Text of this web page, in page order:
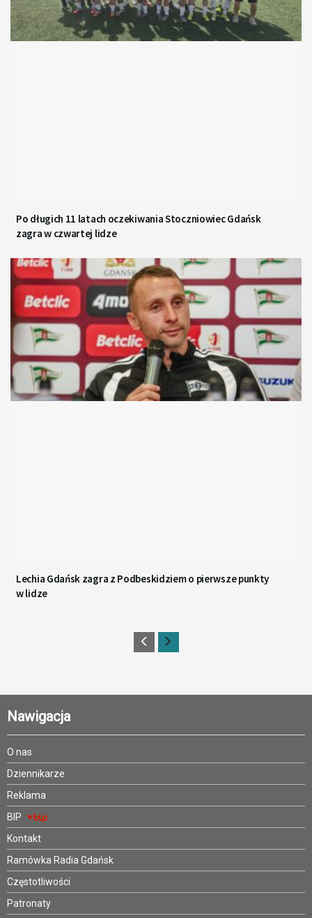
Po długich 11 latach oczekiwania Stoczniowiec Gdańsk
zagra w czwartej lidze
Lechia Gdańsk zagra z Podbeskidziem o pierwsze punkty
w lidze
Nawigacja
O nas
Dziennikarze
Reklama
BIP
Kontakt
Ramówka Radia Gdańsk
Częstotliwości
Patronaty